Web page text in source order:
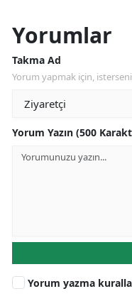
Yorumlar
Takma Ad
Yorum yapmak için,
Yorum Yazın (500
Yorum yazma